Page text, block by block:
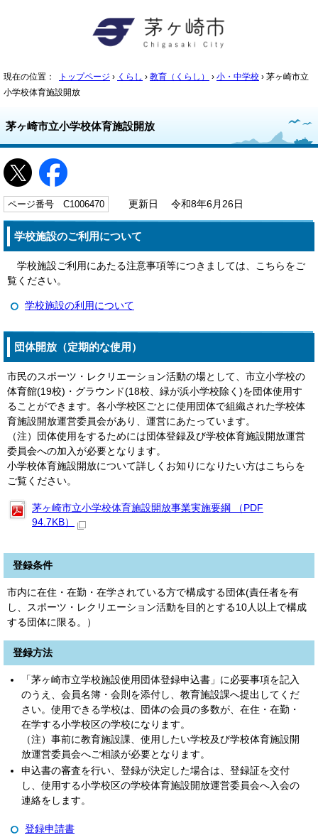
現在の位置： トップページ › くらし › 教育（くらし） › 小・中学校 › 茅ヶ崎市立
小学校体育施設開放
茅ヶ崎市立小学校体育施設開放
ページ番号 C1006470 更新日 令和8年6月26日
学校施設のご利用について
学校施設ご利用にあたる注意事項等につきましては、こちらをご
覧ください。
学校施設の利用について
団体開放（定期的な使用）
市民のスポーツ・レクリエーション活動の場として、市立小学校の
体育館(19校)・グラウンド(18校、緑が浜小学校除く)を団体使用す
ることができます。各小学校区ごとに使用団体で組織された学校体
育施設開放運営委員会があり、運営にあたっています。
（注）団体使用をするためには団体登録及び学校体育施設開放運営
委員会への加入が必要となります。
小学校体育施設開放について詳しくお知りになりたい方はこちらを
ご覧ください。
茅ヶ崎市立小学校体育施設開放事業実施要綱 （PDF
94.7KB）
登録条件
市内に在住・在勤・在学されている方で構成する団体(責任者を有
し、スポーツ・レクリエーション活動を目的とする10人以上で構成
する団体に限る。）
登録方法
「茅ヶ崎市立学校施設使用団体登録申込書」に必要事項を記入
のうえ、会員名簿・会則を添付し、教育施設課へ提出してくだ
さい。使用できる学校は、団体の会員の多数が、在住・在勤・
在学する小学校区の学校になります。
（注）事前に教育施設課、使用したい学校及び学校体育施設開
放運営委員会へご相談が必要となります。
申込書の審査を行い、登録が決定した場合は、登録証を交付
し、使用する小学校区の学校体育施設開放運営委員会へ入会の
連絡をします。
登録申請書